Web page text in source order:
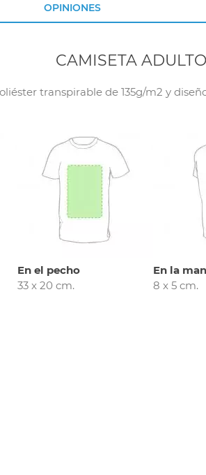
CAMISETA
transpirable de 135g/m2 y
En el pecho
33 x 20 cm.
En la
8 x 5 cm.
OPINIONES